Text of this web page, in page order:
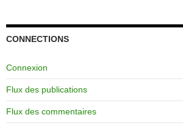
CONNECTIONS
Connexion
Flux des publications
Flux des commentaires